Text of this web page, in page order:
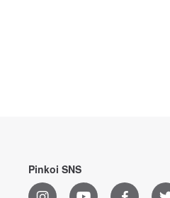
Pinkoi SNS